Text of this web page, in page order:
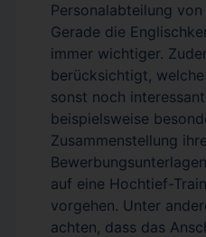
Personalabteilung
Gerade die
immer wichtiger.
berücksichtigt,
sonst noch
beispielsweise
Zusammenstellung
auf eine Hochtief-
vorgehen. Unter
achten, dass das